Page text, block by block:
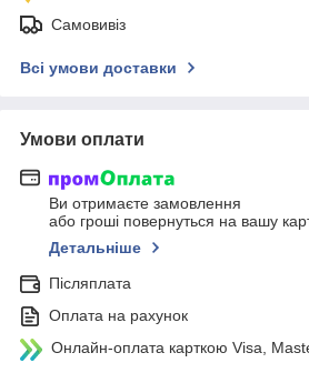
Самовивіз
Всі умови доставки
Умови оплати
Ви отримаєте замовлення
або гроші повернуться на вашу
Детальніше
Післяплата
Оплата на рахунок
Онлайн-оплата карткою Visa,